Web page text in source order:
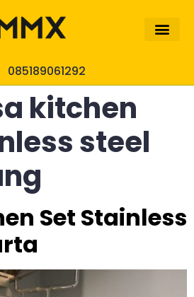
085189061292
kitchen
steel
Set Stainless